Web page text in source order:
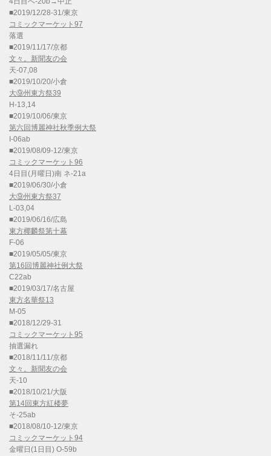
■2019/12/28-31/東京
コミックマーケット97
落選
■2019/11/17/京都
文々。新聞友の会
天-07,08
■2019/10/20/小倉
大⑨州東方祭39
H-13,14
■2019/10/06/東京
第六回博麗神社秋季例大祭
I-06ab
■2019/08/09-12/東京
コミックマーケット96
4日目(月曜日)南 ネ-21a
■2019/06/30/小倉
大⑨州東方祭37
L-03,04
■2019/06/16/広島
東方椰麟祭第十幕
F-06
■2019/05/05/東京
第16回博麗神社例大祭
C22ab
■2019/03/17/名古屋
東方名華祭13
M-05
■2018/12/29-31
コミックマーケット95
抽選漏れ
■2018/11/11/京都
文々。新聞友の会
天-10
■2018/10/21/大阪
第14回東方紅楼夢
そ-25ab
■2018/08/10-12/東京
コミックマーケット94
金曜日(1日目) O-59b